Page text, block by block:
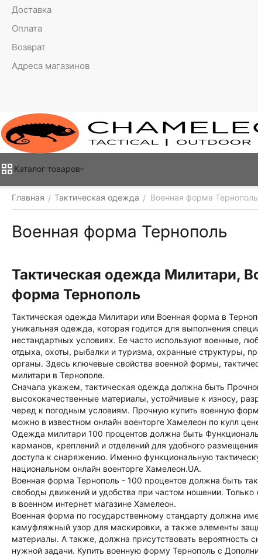
Доставка
Оплата
Возврат
Адреса магазинов
Каталог товаров
Главная / Тактическая одежда / Военная форма Тернополь
Военная форма Тернополь
Тактическая одежда Милитари,
форма Тернополь
Тактическая одежда Милитари или Военная форма в
уникальная одежда, которая годится для выполнения
нестандартных условиях. Ее часто используют военные,
отдыха, охоты, рыбалки и туризма, охранные структуры,
органы. Здесь ключевые свойства военной формы,
милитари в Тернополе.
Сначала укажем, тактическая одежда должна быть
высококачественные материалы, устойчивые к износу,
черед к погодным условиям. Прочную купить военную
можно в известном онлайн военторге Хамелеон по кулл
Одежда милитари 100 процентов должна быть
карманов, креплений и отделений для удобного
доступа к снаряжению. Именно функциональную
национальном онлайн военторге Хамелеон.UA.
Военная форма Тернополь - 100 процентов должна быть
свободы движений и удобства при частом ношении.
в военном интернет магазине Хамелеон.
Военная форма по государственному стандарту должна
камуфляжный узор для маскировки, а также элементы
материалы. А также, должна присутствовать вероятность
нужной задачи. Купить военную форму Тернополь с